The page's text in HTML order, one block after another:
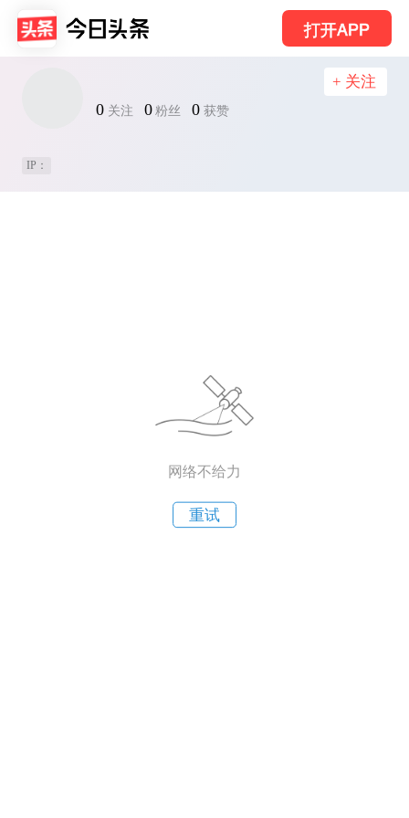
打开APP
0 关注 0 粉丝 0 获赞
+ 关注
IP：
网络不给力
重试